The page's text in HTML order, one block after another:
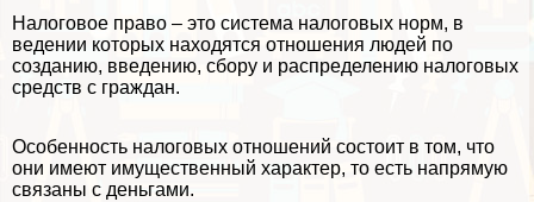
Налоговое право – это система налоговых норм, в
ведении которых находятся отношения людей по
созданию, введению, сбору и распределению налоговых
средств с граждан.
Особенность налоговых отношений состоит в том, что
они имеют имущественный хаpaктер, то есть напрямую
связаны с деньгами.